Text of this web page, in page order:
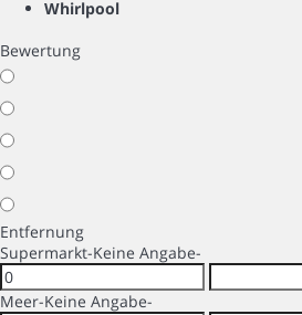
Whirlpool
Bewertung
Entfernung
Supermarkt-Keine Angabe-
Meer-Keine Angabe-